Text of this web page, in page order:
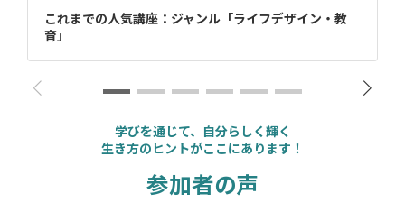
これまでの人気講座：ジャンル「ライフデザイン・教
育」
学びを通じて、自分らしく輝く
生き方のヒントがここにあります！
参加者の声